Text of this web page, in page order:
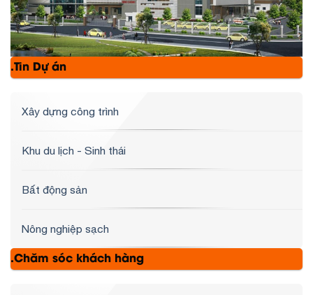
.Tin Dự án
Xây dựng công trình
Khu du lịch - Sinh thái
Bất động sản
Nông nghiệp sạch
.Chăm sóc khách hàng